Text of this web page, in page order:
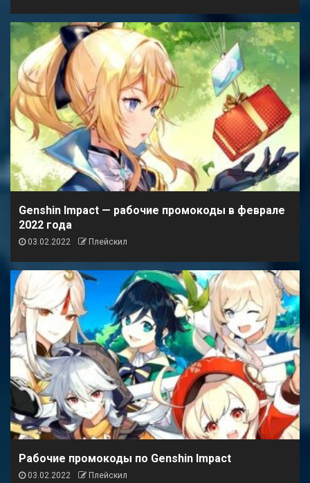
Genshin Impact — рабочие промокоды в феврале
2022 года
03.02.2022 Плейскил
Рабочие промокоды по Genshin Impact
03.02.2022 Плейскил